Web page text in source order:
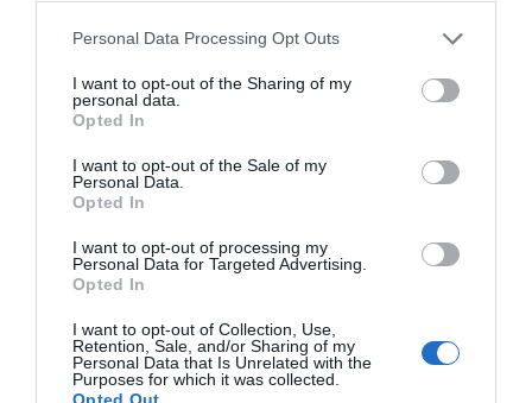
Please note that this website/app uses one or more Google
not limited to your visit or usage behaviour. You may click to
grant or deny consent to Google and its third-party tags to
use your data for below specified purposes in below Google
consent section.
Personal Data Processing Opt Outs
I want to opt-out of the Sharing of my
personal data.
Opted In
I want to opt-out of the Sale of my
Personal Data.
Opted In
I want to opt-out of processing my
Personal Data for Targeted Advertising.
Opted In
I want to opt-out of Collection, Use,
Retention, Sale, and/or Sharing of my
Personal Data that Is Unrelated with the
Purposes for which it was collected.
Opted Out
Coolcation: Τι είναι η νέα τάση και πώς θα βρείτε
Ο καιρός των επομένων ημερών: Κανονικός
Αύγουστος με δυνατούς βοριάδες και σταδιακή
άνοδο της θερμοκρασίας